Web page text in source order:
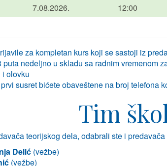
7.08.2026. 12:00
za kompletan kurs koji se sastoji iz
nedeljno u skladu sa radnim vremenom
i olovku
susret bićete obaveštene na broj telefona
Tim
teorijskog dela, odabrali ste i
Delić (vežbe)
(vežbe)